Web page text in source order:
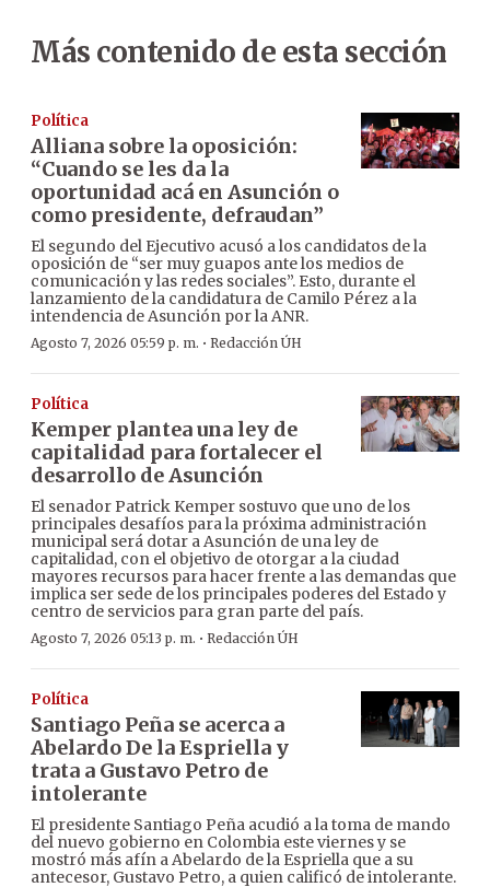
Más contenido de esta sección
Política
Alliana sobre la oposición:
“Cuando se les da la
oportunidad acá en Asunción o
como presidente, defraudan”
El segundo del Ejecutivo acusó a los candidatos de la
oposición de “ser muy guapos ante los medios de
comunicación y las redes sociales”. Esto, durante el
lanzamiento de la candidatura de Camilo Pérez a la
intendencia de Asunción por la ANR.
Agosto 7, 2026 05:59 p. m. · Redacción ÚH
Política
Kemper plantea una ley de
capitalidad para fortalecer el
desarrollo de Asunción
El senador Patrick Kemper sostuvo que uno de los
principales desafíos para la próxima administración
municipal será dotar a Asunción de una ley de
capitalidad, con el objetivo de otorgar a la ciudad
mayores recursos para hacer frente a las demandas que
implica ser sede de los principales poderes del Estado y
centro de servicios para gran parte del país.
Agosto 7, 2026 05:13 p. m. · Redacción ÚH
Política
Santiago Peña se acerca a
Abelardo De la Espriella y
trata a Gustavo Petro de
intolerante
El presidente Santiago Peña acudió a la toma de mando
del nuevo gobierno en Colombia este viernes y se
mostró más afín a Abelardo de la Espriella que a su
antecesor, Gustavo Petro, a quien calificó de intolerante.